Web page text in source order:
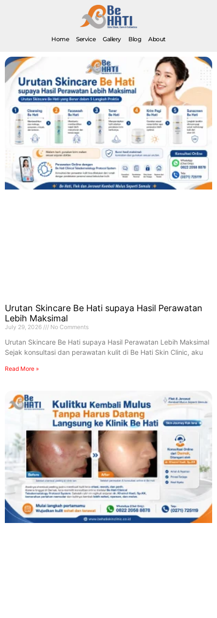
Home Service Gallery Blog About
Urutan Skincare Be Hati supaya Hasil Perawatan
Lebih Maksimal
July 29, 2026 No Comments
Urutan Skincare Be Hati supaya Hasil Perawatan Lebih Maksimal
Sejak konsultasi dan perawatan kulit di Be Hati Skin Clinic, aku
Read More »